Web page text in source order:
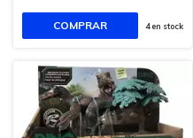
4en stock